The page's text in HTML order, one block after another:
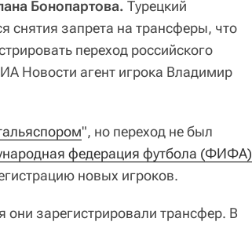
Бонопартова. Турецкий
снятия запрета на трансферы, что
переход российского
Новости агент игрока Владимир
", но переход не был
федерация футбола (ФИФА)
новых игроков.
они зарегистрировали трансфер. В